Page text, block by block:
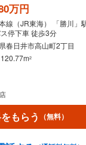
万円
線（JR東海） 「勝川」
停下車 徒歩3分
春日井市高山町2丁目
2
もらう （無料）